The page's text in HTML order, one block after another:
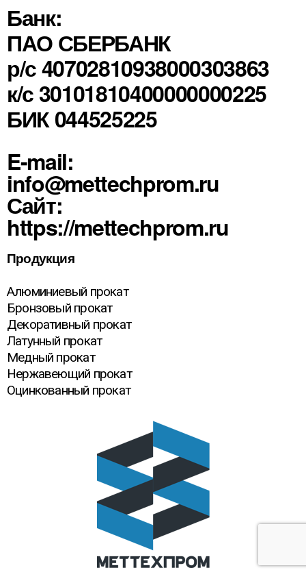
Банк:
ПАО СБЕРБАНК
р/с 40702810938000303863
к/с 30101810400000000225
БИК 044525225
E-mail:
info@mettechprom.ru
Сайт:
https://mettechprom.ru
Продукция
Алюминиевый прокат
Бронзовый прокат
Декоративный прокат
Латунный прокат
Медный прокат
Нержавеющий прокат
Оцинкованный прокат